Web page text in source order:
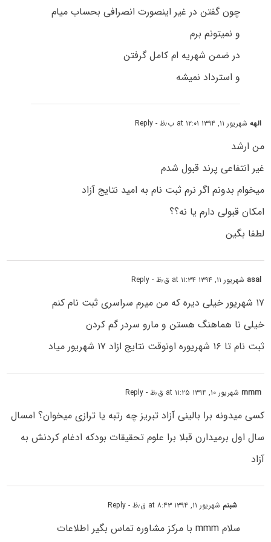
چون گفتن در غیر اینصورت انصرافی بحساب میام
و نمیتونم برم
در ضمن شهریه ام کامل گرفتن
و استرداد نمیشه
الههشهریور ۱۱, ۱۳۹۴ at ۱۲:۰۱ ب٫ظ - Reply
من ارشد
غیر انتفاعی پرند قبول شدم
میخوام بدونم اگر نرم ثبت نام به امید نتایج آزاد
امکان قبولی دارم یا نه؟؟
لطفا بگین
asal شهریور ۱۱, ۱۳۹۴ at ۱۱:۳۴ ق٫ظ - Reply
۱۷ شهریور خیلی دیره که من میرم سراسری ثبت نام کنم
خیلی نا هماهنگ هستن و مارو سردر گم کردن
ثبت نام تا ۱۶ شهریوره اونوقت نتایج ازاد ۱۷ شهریور میاد
mmmشهریور ۱۰, ۱۳۹۴ at ۱۱:۲۵ ق٫ظ - Reply
کسی میدونه برا بالینی آزاد تبریز چه رتبه یا ترازی میخوان؟ امسال
سال اول برمیدارن قبلا برا علوم تحقیقات بودکه ادغام کردنش به
آزاد
شبنم شهریور ۱۱, ۱۳۹۴ at ۸:۴۳ ق٫ظ - Reply
سلام mmm با مرکز مشاوره تماس بگیر اطلاعات